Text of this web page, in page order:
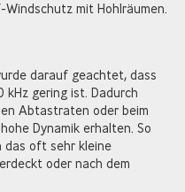
mit Hohlräumen.
darauf geachtet, dass
kHz gering ist. Dadurch
Abtastraten oder beim
Dynamik erhalten. So
das oft sehr kleine
oder nach dem